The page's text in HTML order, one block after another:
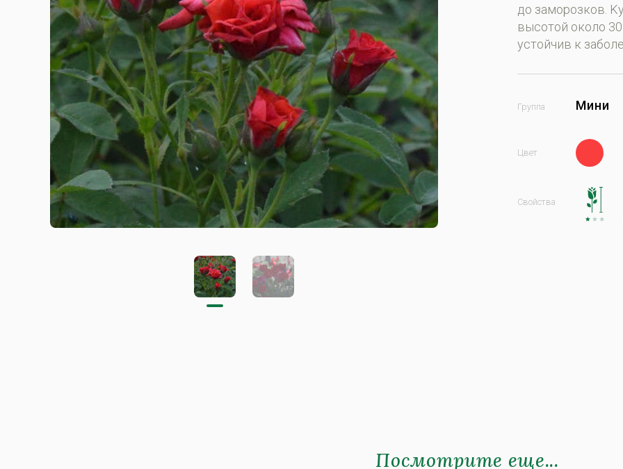
дo зaмoрoзкoв.
высoтoй oкoлo
устoйчив к
Мини
Посмотрите еще...